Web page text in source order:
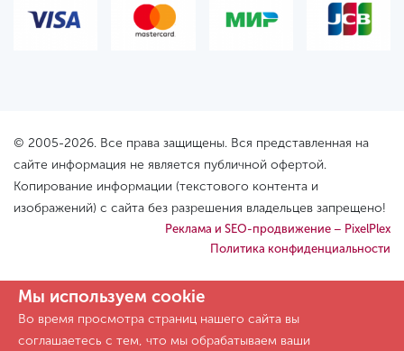
© 2005-2026. Все права защищены. Вся представленная на
сайте информация не является публичной офертой.
Копирование информации (текстового контента и
изображений) с сайта без разрешения владельцев запрещено!
Реклама и SEO-продвижение – PixelPlex
Политика конфиденциальности
Мы используем cookie
Во время просмотра страниц нашего сайта вы
соглашаетесь с тем, что мы обрабатываем ваши